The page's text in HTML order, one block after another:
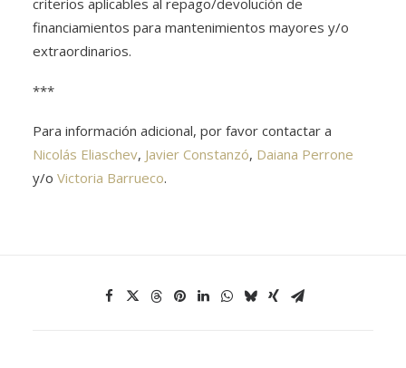
criterios aplicables al repago/devolución de
financiamientos para mantenimientos mayores y/o
extraordinarios.
***
Para información adicional, por favor contactar a
Nicolás Eliaschev, Javier Constanzó, Daiana Perrone
y/o Victoria Barrueco.